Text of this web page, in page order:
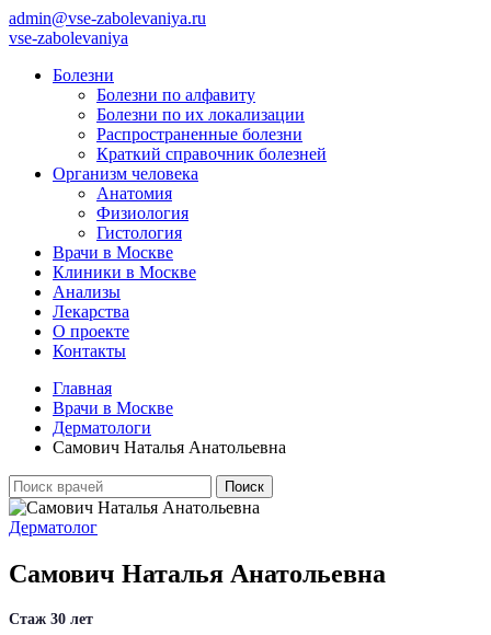
admin@vse-zabolevaniya.ru
vse-zabolevaniya
Болезни
Болезни по алфавиту
Болезни по их локализации
Распространенные болезни
Краткий справочник болезней
Организм человека
Анатомия
Физиология
Гистология
Врачи в Москве
Клиники в Москве
Анализы
Лекарства
О проекте
Контакты
Главная
Врачи в Москве
Дерматологи
Самович Наталья Анатольевна
Дерматолог
Самович Наталья Анатольевна
Стаж 30 лет